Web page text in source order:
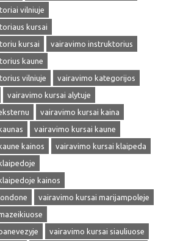
vilniuje
kursai
kursai
vairavimo instruktorius
kaune
vilniuje
vairavimo kategorijos
vairavimo kursai alytuje
vairavimo kursai kaina
vairavimo kursai kaune
kainos
vairavimo kursai klaipeda
kainos
vairavimo kursai marijampoleje
vairavimo kursai siauliuose